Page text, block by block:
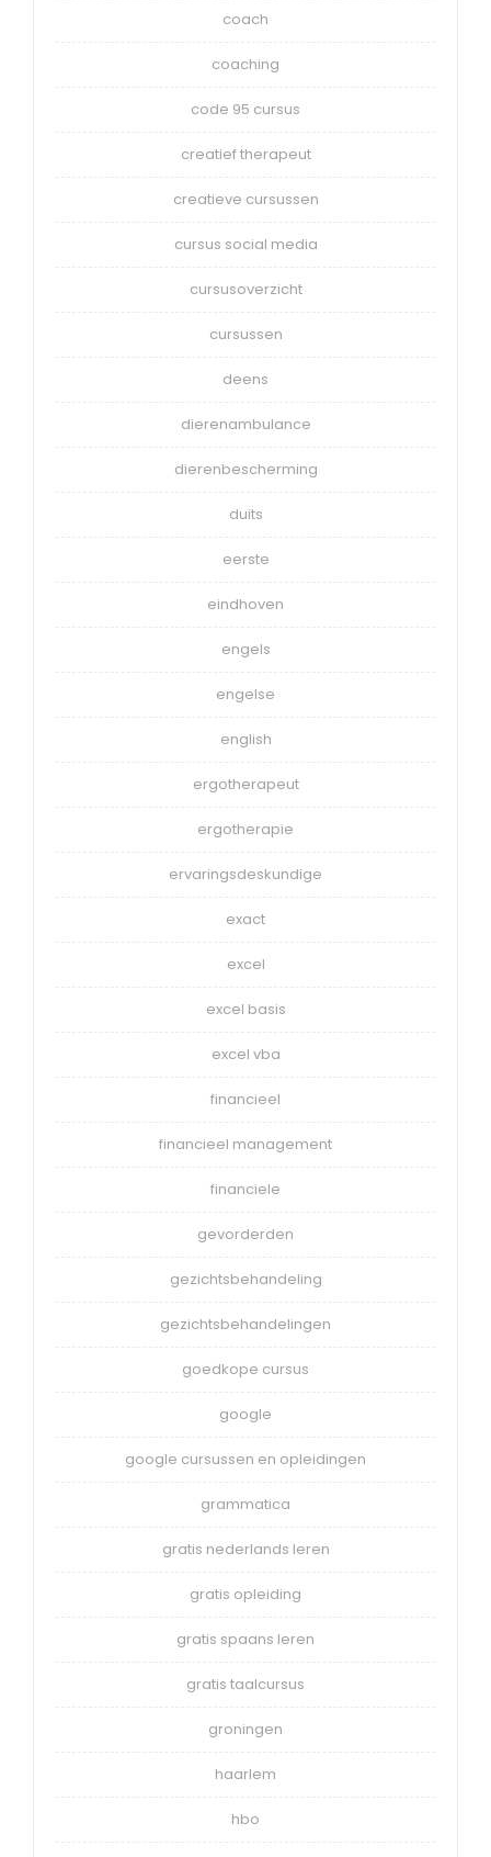
coach
coaching
code 95 cursus
creatief therapeut
creatieve cursussen
cursus social media
cursusoverzicht
cursussen
deens
dierenambulance
dierenbescherming
duits
eerste
eindhoven
engels
engelse
english
ergotherapeut
ergotherapie
ervaringsdeskundige
exact
excel
excel basis
excel vba
financieel
financieel management
financiele
gevorderden
gezichtsbehandeling
gezichtsbehandelingen
goedkope cursus
google
google cursussen en opleidingen
grammatica
gratis nederlands leren
gratis opleiding
gratis spaans leren
gratis taalcursus
groningen
haarlem
hbo